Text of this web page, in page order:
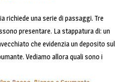
richiede una serie di passaggi. Tre
presentare. La stappatura di: un
che evidenzia un deposito sul
Vediamo allora quali sono i